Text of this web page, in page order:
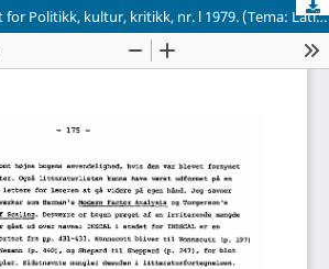
Kontrast. Tidsskrift for Politikk, kultur, kritikk, nr. l 1979. (Tema: Latinamerika), Oslo: Pax Forlag.